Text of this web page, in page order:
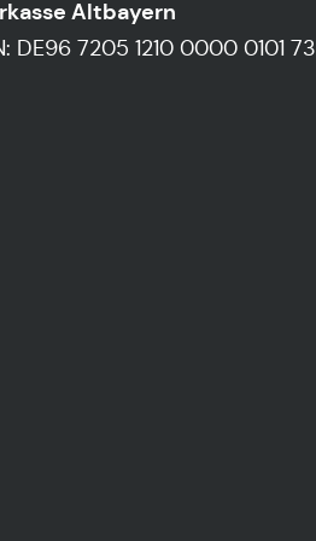
Altbayern
DE96 7205 1210 0000 0101 73